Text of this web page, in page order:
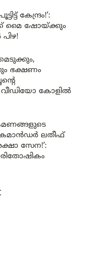
കേന്ദ്രം!’:
മൈ ഷോയ്ക്കും
ഭക്ഷണം
വീഡിയോ കോളിൽ
ലതീഫ്
സേന!’: